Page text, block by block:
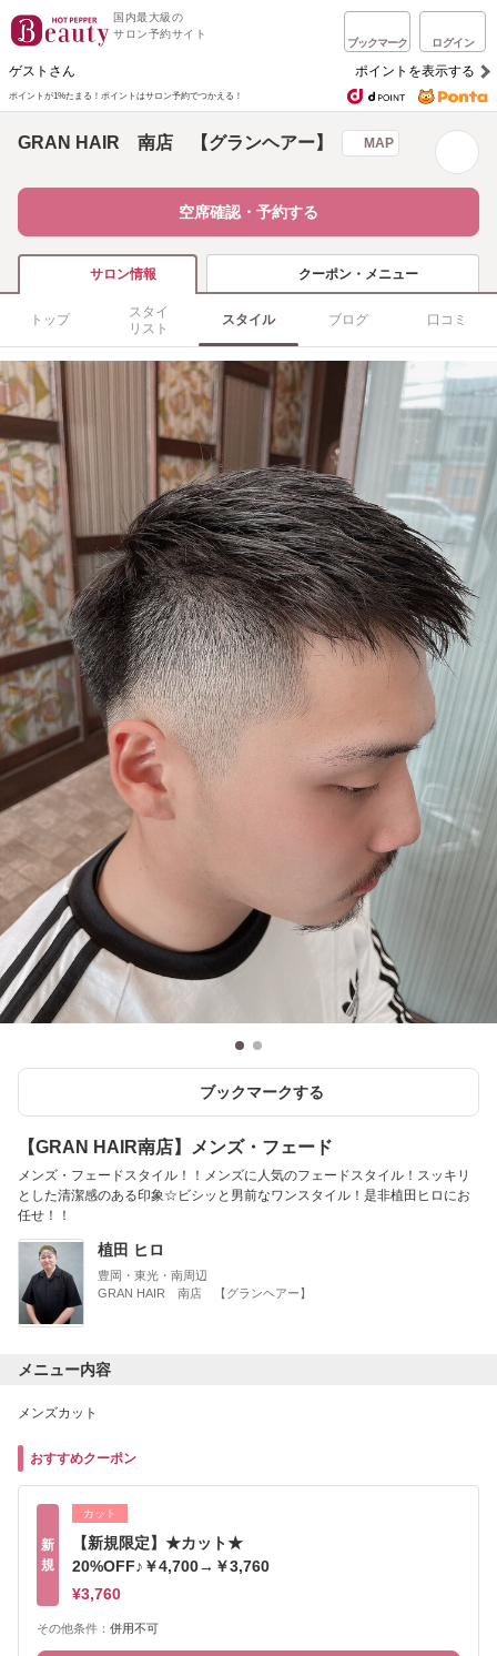
国内最大級の
サロン予約サイト
ブックマーク ログイン
ゲストさん ポイントを表示する
ポイントが1%たまる！ ポイントはサロン予約でつかえる！
GRAN HAIR 南店 【グランヘアー】 MAP
空席確認・予約する
サロン情報 クーポン・メニュー
トップ
スタイ
リスト
スタイル ブログ 口コミ
ブックマークする
【GRAN HAIR南店】メンズ・フェード
メンズ・フェードスタイル！！メンズに人気のフェードスタイル！スッキリ
とした清潔感のある印象☆ビシッと男前なワンスタイル！是非植田ヒロにお
任せ！！
植田 ヒロ
豊岡・東光・南周辺
GRAN HAIR 南店 【グランヘアー】
メニュー内容
メンズカット
おすすめクーポン
新
規
カット
【新規限定】★カット★
20%OFF♪￥4,700→￥3,760
¥3,760
その他条件： 併用不可